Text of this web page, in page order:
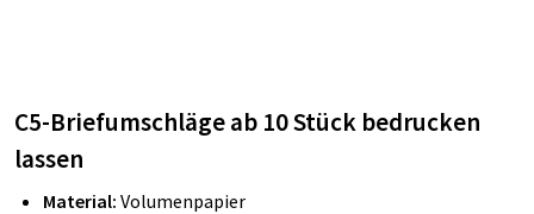
C5-Briefumschlägeab 10 Stück bedrucken
lassen
Material: Volumenpapier